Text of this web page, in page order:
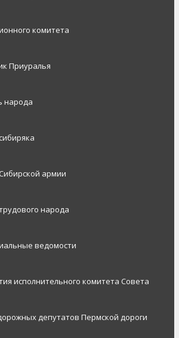
комитета
Приуралья
народа
армии
народа
ведомости
исполнительного комитета Совета
депутатов Пермской дороги